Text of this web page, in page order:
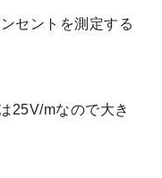
セントを測定する
25V/mなので大き